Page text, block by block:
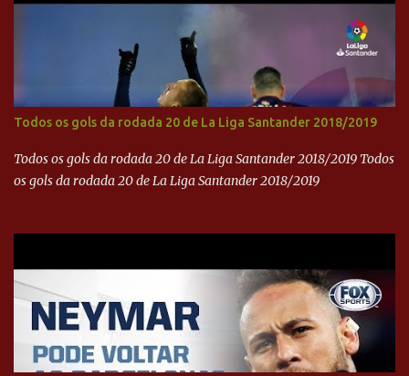
Todos os gols da rodada 20 de La Liga Santander 2018/2019
Todos os gols da rodada 20 de La Liga Santander 2018/2019 Todos
os gols da rodada 20 de La Liga Santander 2018/2019